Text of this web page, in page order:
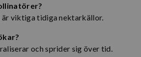
är viktiga tidiga nektarkällor.
och sprider sig över tid.